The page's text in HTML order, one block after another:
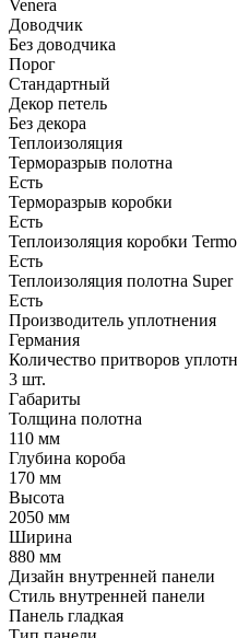
Venera
Доводчик
Без доводчика
Порог
Стандартный
Декор петель
Без декора
Теплоизоляция
Терморазрыв полотна
Есть
Терморазрыв коробки
Есть
Теплоизоляция коробки
Есть
Теплоизоляция полотна
Есть
Производитель уплотнения
Германия
Количество притворов
3 шт.
Габариты
Толщина полотна
110 мм
Глубина короба
170 мм
Высота
2050 мм
Ширина
880 мм
Дизайн внутренней панели
Стиль внутренней панели
Панель гладкая